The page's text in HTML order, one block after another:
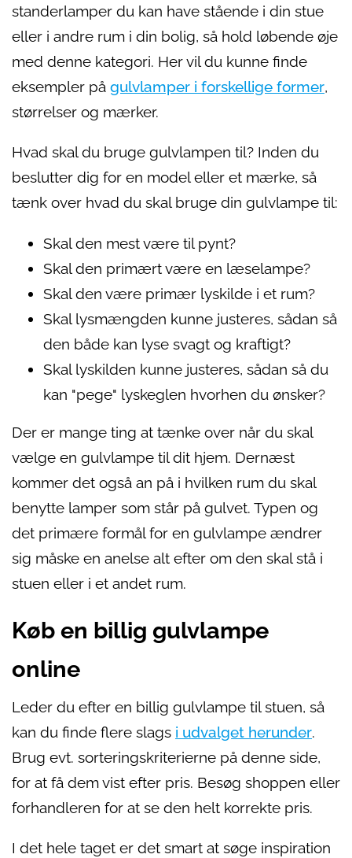
standerlamper du kan have stående i din stue
eller i andre rum i din bolig, så hold løbende øje
med denne kategori. Her vil du kunne finde
eksempler på gulvlamper i forskellige former,
størrelser og mærker.
Hvad skal du bruge gulvlampen til? Inden du
beslutter dig for en model eller et mærke, så
tænk over hvad du skal bruge din gulvlampe til:
Skal den mest være til pynt?
Skal den primært være en læselampe?
Skal den være primær lyskilde i et rum?
Skal lysmængden kunne justeres, sådan så
den både kan lyse svagt og kraftigt?
Skal lyskilden kunne justeres, sådan så du
kan "pege" lyskeglen hvorhen du ønsker?
Der er mange ting at tænke over når du skal
vælge en gulvlampe til dit hjem. Dernæst
kommer det også an på i hvilken rum du skal
benytte lamper som står på gulvet. Typen og
det primære formål for en gulvlampe ændrer
sig måske en anelse alt efter om den skal stå i
stuen eller i et andet rum.
Køb en billig gulvlampe
online
Leder du efter en billig gulvlampe til stuen, så
kan du finde flere slags i udvalget herunder.
Brug evt. sorteringskriterierne på denne side,
for at få dem vist efter pris. Besøg shoppen eller
forhandleren for at se den helt korrekte pris.
I det hele taget er det smart at søge inspiration